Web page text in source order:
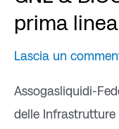
prima
Lascia un
Assogasliquidi-
delle Infrastrutture